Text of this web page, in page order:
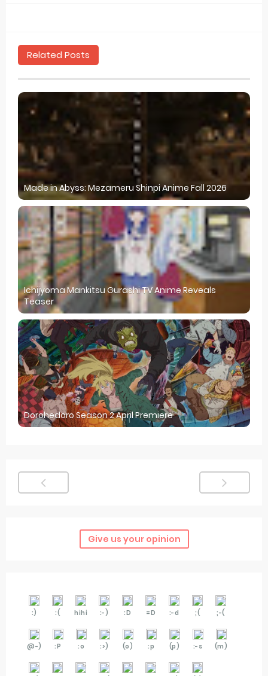
Related Posts
Made in Abyss: Mezameru Shinpi Anime Fall 2026
Ichijyoma Mankitsu Gurashi TV Anime Reveals
Teaser
Dorohedoro Season 2 April Premiere
Give us your opinion
:) :( hihi :-) :D =D :-d ;( ;-(
@-) :P :o :>) (o) :p (p) :-s (m)